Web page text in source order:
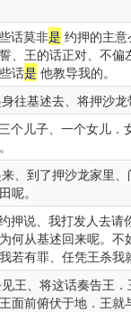
话莫非是 约押的主
、王的话正对、不偏
话是 他教导我的。
往基述去、将押沙龙
个儿子、一个女儿．
、到了押沙龙家里
呢。
押说、我打发人去请
何从基述回来呢。不
若有罪、任凭王杀我
王、将这话奏告王
面前俯伏于地．王就